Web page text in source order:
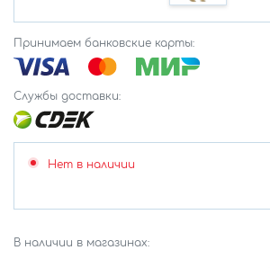
Принимаем банковские карты:
Службы доставки:
Нет в наличии
В наличии в магазинах: